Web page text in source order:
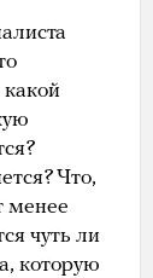
Что,
менее
чуть ли
которую